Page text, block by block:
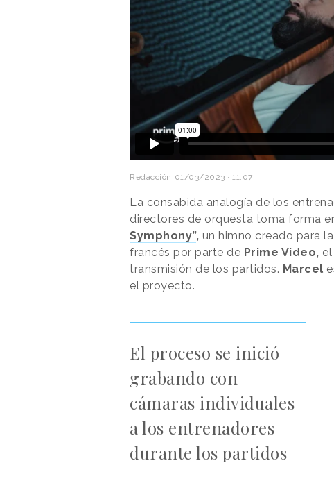
Redacción 01/03/2023 · 11:07
La consabida analogía de los
directores de orquesta toma forma
Symphony”, un himno creado para
francés por parte de Prime Video,
transmisión de los partidos. Marcel
el proyecto.
El proceso se inició
grabando con
cámaras individuales
a los entrenadores
durante los partidos